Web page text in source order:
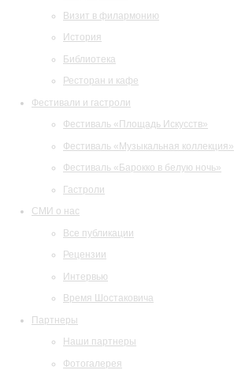
Визит в филармонию
История
Библиотека
Ресторан и кафе
Фестивали и гастроли
Фестиваль «Площадь Искусств»
Фестиваль «Музыкальная коллекция»
Фестиваль «Барокко в белую ночь»
Гастроли
СМИ о нас
Все публикации
Рецензии
Интервью
Время Шостаковича
Партнеры
Наши партнеры
Фотогалерея